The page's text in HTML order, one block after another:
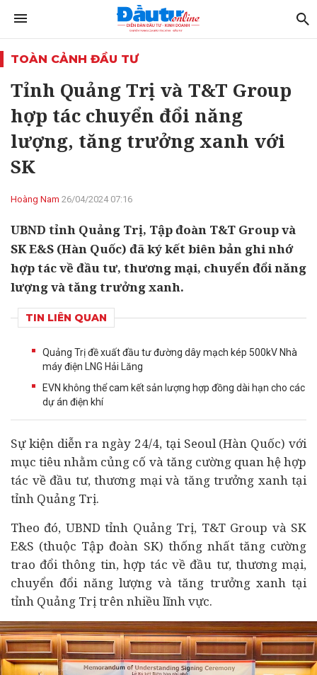
TOÀN CẢNH ĐẦU TƯ
Tỉnh Quảng Trị và T&T Group
hợp tác chuyển đổi năng
lượng, tăng trưởng xanh với
SK
Hoàng Nam 26/04/2024 07:16
UBND tỉnh Quảng Trị, Tập đoàn T&T Group và
SK E&S (Hàn Quốc) đã ký kết biên bản ghi nhớ
hợp tác về đầu tư, thương mại, chuyển đổi năng
lượng và tăng trưởng xanh.
TIN LIÊN QUAN
Quảng Trị đề xuất đầu tư đường dây mạch kép 500kV Nhà
máy điện LNG Hải Lăng
EVN không thể cam kết sản lượng hợp đồng dài hạn cho các
dự án điện khí
Sự kiện diễn ra ngày 24/4, tại Seoul (Hàn Quốc) với
mục tiêu nhằm củng cố và tăng cường quan hệ hợp
tác về đầu tư, thương mại và tăng trưởng xanh tại
tỉnh Quảng Trị.
Theo đó, UBND tỉnh Quảng Trị, T&T Group và SK
E&S (thuộc Tập đoàn SK) thống nhất tăng cường
trao đổi thông tin, hợp tác về đầu tư, thương mại,
chuyển đổi năng lượng và tăng trưởng xanh tại
tỉnh Quảng Trị trên nhiều lĩnh vực.